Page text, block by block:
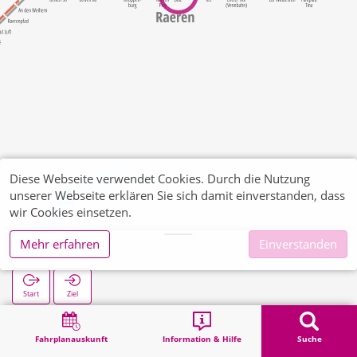
Fahrplanauskunft Information & Hilfe Suche
Botz
Start Ziel
Botz
Diese Webseite verwendet Cookies. Durch die Nutzung
unserer Webseite erklären Sie sich damit einverstanden, dass
wir Cookies einsetzen.
Mehr erfahren
Einverstanden